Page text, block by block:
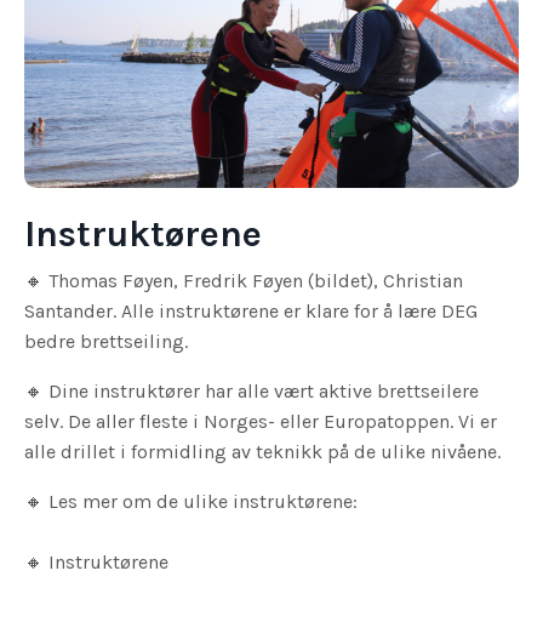
Instruktørene
🔸 Thomas Føyen, Fredrik Føyen (bildet), Christian
Santander. Alle instruktørene er klare for å lære DEG
bedre brettseiling.
🔸 Dine instruktører har alle vært aktive brettseilere
selv. De aller fleste i Norges- eller Europatoppen. Vi er
alle drillet i formidling av teknikk på de ulike nivåene.
🔸 Les mer om de ulike instruktørene:
🔸 Instruktørene